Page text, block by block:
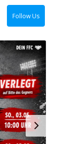
Follow Us